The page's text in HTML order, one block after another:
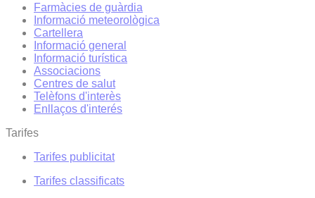
Farmàcies de guàrdia
Informació meteorològica
Cartellera
Informació general
Informació turística
Associacions
Centres de salut
Telèfons d'interès
Enllaços d'interés
Tarifes
Tarifes publicitat
Tarifes classificats